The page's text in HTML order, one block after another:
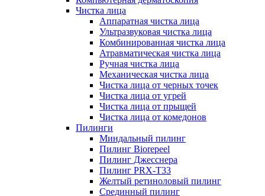
Чистка лица
Аппаратная чистка лица
Ультразвуковая чистка лица
Комбинированная чистка лица
Атравматическая чистка лица
Ручная чистка лица
Механическая чистка лица
Чистка лица от черных точек
Чистка лица от угрей
Чистка лица от прыщей
Чистка лица от комедонов
Пилинги
Миндальный пилинг
Пилинг Biorepeel
Пилинг Джесснера
Пилинг PRX-T33
Желтый ретиноловый пилинг
Срединный пилинг